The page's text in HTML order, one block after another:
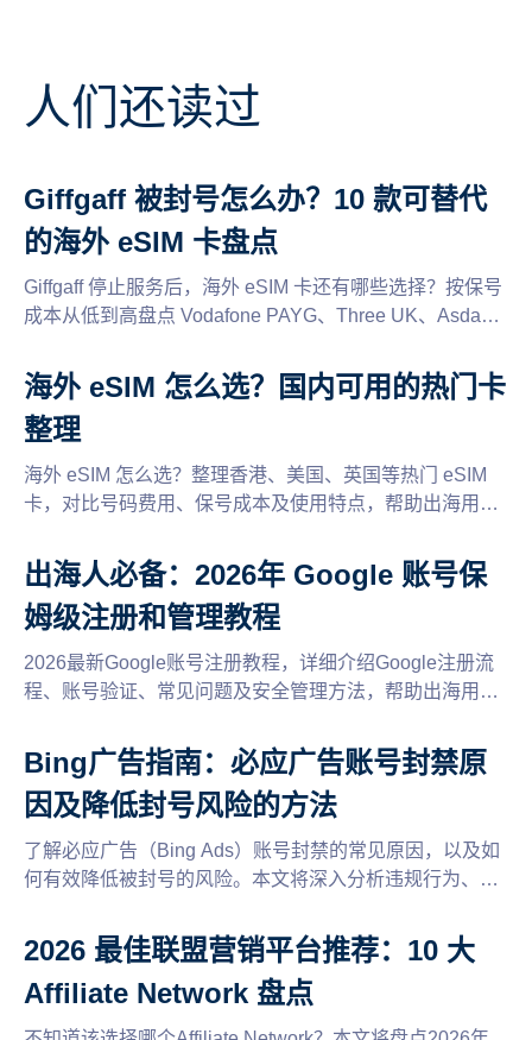
人们还读过
Giffgaff 被封号怎么办？10 款可替代
的海外 eSIM 卡盘点
Giffgaff 停止服务后，海外 eSIM 卡还有哪些选择？按保号
成本从低到高盘点 Vodafone PAYG、Three UK、Asda
附全面的保号规则。
海外 eSIM 怎么选？国内可用的热门卡
整理
海外 eSIM 怎么选？整理香港、美国、英国等热门 eSIM
卡，对比号码费用、保号成本及使用特点，帮助出海用户
出海人必备：2026年 Google 账号保
姆级注册和管理教程
2026最新Google账号注册教程，详细介绍Google注册流
程、账号验证、常见问题及安全管理方法，帮助出海用户
Bing广告指南：必应广告账号封禁原
因及降低封号风险的方法
了解必应广告（Bing Ads）账号封禁的常见原因，以及如
何有效降低被封号的风险。本文将深入分析违规行为、账
助您安全推广，优化广告投放策略。
2026 最佳联盟营销平台推荐：10 大
Affiliate Network 盘点